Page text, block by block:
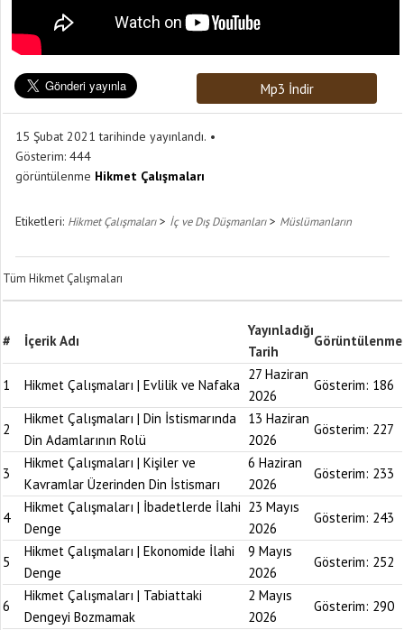
Mp3 İndir
15 Şubat 2021 tarihinde yayınlandı.
Gösterim: 444
görüntülenme Hikmet Çalışmaları
Etiketleri: Hikmet Çalışmaları> İç ve Dış Düşmanları> Müslümanların
Tüm Hikmet Çalışmaları
# İçerik Adı
Yayınladığı
Tarih
Görüntülenme
1 Hikmet Çalışmaları | Evlilik ve Nafaka
27 Haziran
2026
Gösterim: 186
2
Hikmet Çalışmaları | Din İstismarında
Din Adamlarının Rolü
13 Haziran
2026
Gösterim: 227
3
Hikmet Çalışmaları | Kişiler ve
Kavramlar Üzerinden Din İstismarı
6 Haziran
2026
Gösterim: 233
4
Hikmet Çalışmaları | İbadetlerde İlahi
Denge
23 Mayıs
2026
Gösterim: 243
5
Hikmet Çalışmaları | Ekonomide İlahi
Denge
9 Mayıs
2026
Gösterim: 252
6
Hikmet Çalışmaları | Tabiattaki
Dengeyi Bozmamak
2 Mayıs
2026
Gösterim: 290